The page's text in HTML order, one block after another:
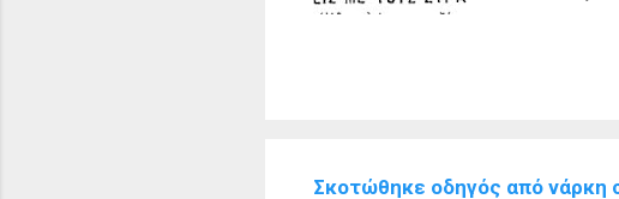
χιλιάδες
Σκοτώθηκε οδηγός από νάρκη